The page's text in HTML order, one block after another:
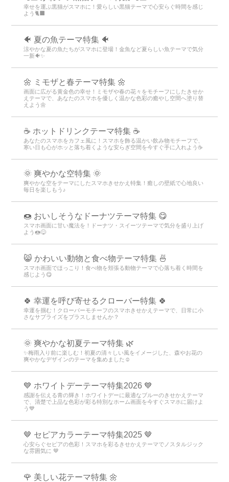
幸せを運ぶ黒猫がスマホに！愛らしい黒猫テーマで心安らぐ時間を感じ
よう🐈‍⬛
🐠 夏の魚テーマ特集 🐠
涼やかな夏の魚たちがスマホに登場！金魚など夏らしい魚テーマで気分
一新🐠✨
🌼 ミモザと春テーマ特集 🌼
画面に広がる黄金色の幸せ！ミモザや春の花々をモチーフにしたきせか
えテーマで、あなたのスマホを優しく温かな色彩の癒やし空間へ塗り替
えよう🌼
☕️ ホットドリンクテーマ特集 ☕️
あなたのスマホをカフェ風に！スマホを飾る温かい飲み物モチーフで、
寒い日も心がホッと落ち着くような安らぎ空間を今すぐ手に入れよう☕️
🌞 爽やかな空特集 🌞
爽やかな空をテーマにしたスマホきせかえ特集！癒しの壁紙で心地良い
毎日を楽しもう♪
🍩 おいしそうなドーナツテーマ特集 😋
スマホ画面に甘い魔法を！ドーナツ・スイーツテーマで気分を盛り上げ
よう🍩😋
😸 かわいい動物と食べ物テーマ特集 🍜
スマホ画面でほっこり！食べ物を頬張る動物テーマで心落ち着く時間を
感じよう😋
🍀 幸運を呼び寄せるクローバー特集 🍀
幸運を掴む！クローバーモチーフのスマホきせかえテーマで、日常に小
さなサプライズをプラスしませんか？
🌞 爽やかな初夏テーマ特集 🌿
✨梅雨入り前に楽しむ！初夏の清々しい風をイメージした、森やお花の
爽やかなデザインのテーマを集めました☺️
💙 ホワイトデーテーマ特集2026 💙
感謝を伝える青の輝き！ホワイトデーに最適なブルーのきせかえテーマ
で、清楚で上品な色彩が彩る特別なホーム画面を今すぐスマホに届けよ
う💙
🤎 セピアカラーテーマ特集2025 🤎
心安らぐセピアの色彩！スマホを彩るきせかえテーマでノスタルジック
な雰囲気に 🤎
🌹 美しい花テーマ特集 🌼